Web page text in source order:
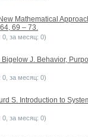
Mathematical
69 – 73.
0, за месяц: 0)
J. Behavior,
0, за месяц: 0)
S. Introduction to
0, за месяц: 0)